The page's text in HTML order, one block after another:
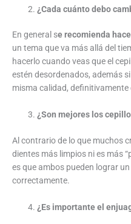
¿Cada cuánto debo
En general se recomienda
un tema que va más allá del
hacerlo cuando veas que el
estén desordenados, además
misma calidad,
¿Son mejores los
Al contrario de lo que muchos
dientes más limpios ni es más
es que ambos pueden lograr
correctamente.
¿Es importante el